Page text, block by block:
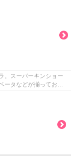
。スーパーキンショー
ータなどが揃ってお